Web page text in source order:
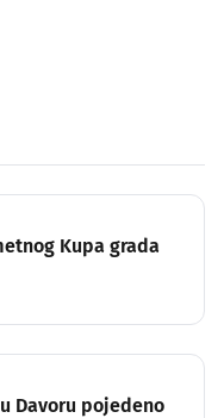
Kupa grada
Davoru pojedeno